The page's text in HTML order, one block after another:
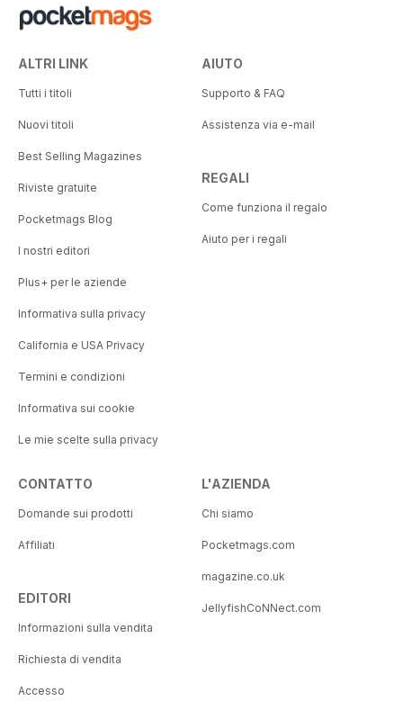
ALTRI LINK
Tutti i titoli
Nuovi titoli
Best Selling Magazines
Riviste gratuite
Pocketmags Blog
I nostri editori
Plus+ per le aziende
Informativa sulla privacy
California e USA Privacy
Termini e condizioni
Informativa sui cookie
Le mie scelte sulla privacy
AIUTO
Supporto & FAQ
Assistenza via e-mail
REGALI
Come funziona il regalo
Aiuto per i regali
CONTATTO
Domande sui prodotti
Affiliati
EDITORI
Informazioni sulla vendita
Richiesta di vendita
Accesso
L'AZIENDA
Chi siamo
Pocketmags.com
magazine.co.uk
JellyfishCoNNect.com